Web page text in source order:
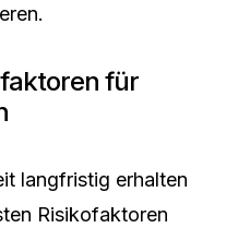
für
langfristig erhalten
Risikofaktoren